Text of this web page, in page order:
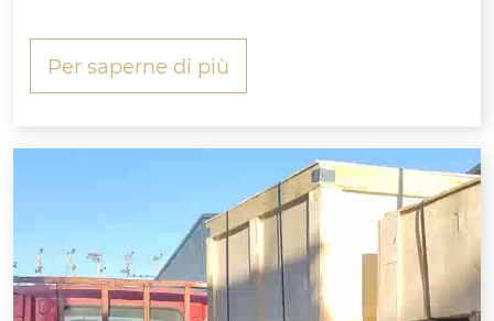
eme ai dadi, alle rondelle piatte e alle rondelle ela
stiche abbinati ordinati dalla vostra azienda hann
o completato la produzione,...
Per saperne di più